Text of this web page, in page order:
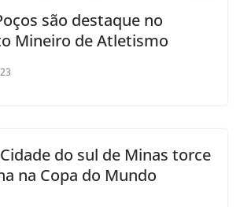
são destaque no
Mineiro de Atletismo
do sul de Minas torce
na Copa do Mundo